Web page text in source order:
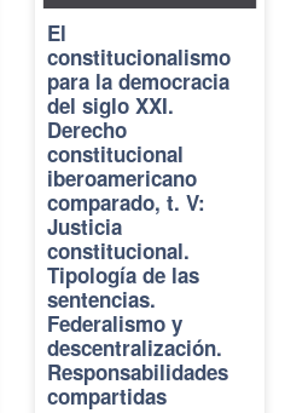
El
constitucionalismo
para la democracia
del siglo XXI.
Derecho
constitucional
iberoamericano
comparado, t. V:
Justicia
constitucional.
Tipología de las
sentencias.
Federalismo y
descentralización.
Responsabilidades
compartidas